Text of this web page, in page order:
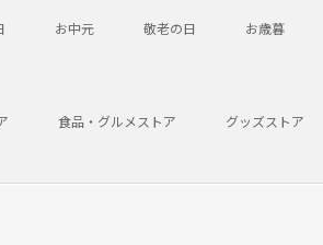
お中元 敬老の日 お歳暮
食品・グルメストア グッズストア